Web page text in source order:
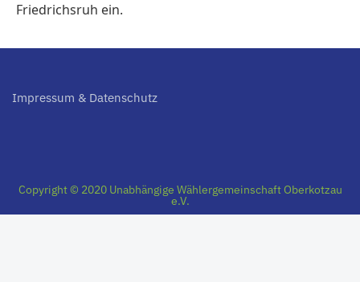
Friedrichsruh ein.
Impressum & Datenschutz
Copyright © 2020 Unabhängige Wählergemeinschaft Oberkotzau
e.V.